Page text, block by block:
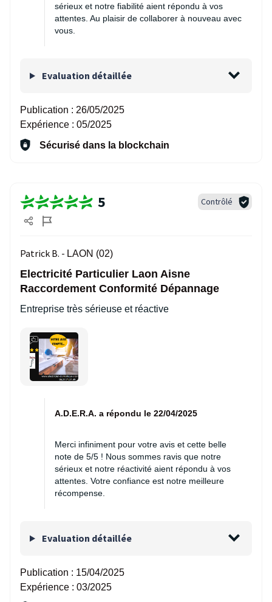
sérieux et notre fiabilité aient répondu à vos
attentes. Au plaisir de collaborer à nouveau avec
vous.
Evaluation détaillée
Publication : 26/05/2025
Expérience : 05/2025
Sécurisé dans la blockchain
5 Contrôlé
Patrick B. - LAON (02)
Electricité Particulier Laon Aisne
Raccordement Conformité Dépannage
Entreprise très sérieuse et réactive
A.D.E.R.A. a répondu le 22/04/2025
Merci infiniment pour votre avis et cette belle
note de 5/5 ! Nous sommes ravis que notre
sérieux et notre réactivité aient répondu à vos
attentes. Votre confiance est notre meilleure
récompense.
Evaluation détaillée
Publication : 15/04/2025
Expérience : 03/2025